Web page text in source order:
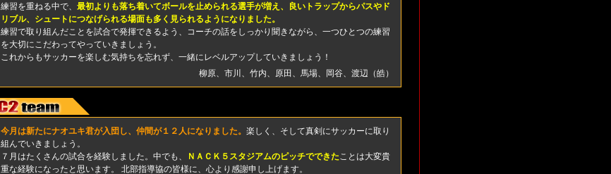
練習を重ねる中で、 最初よりも落ち着いてボールを止められる選手が増え、良いトラップからパスやド
リブル、シュートにつなげられる場面も多く見られるようになりました。
練習で取り組んだことを試合で発揮できるよう、コーチの話をしっかり聞きながら、一つひとつの練習
を大切にこだわってやっていきましょう。
これからもサッカーを楽しむ気持ちを忘れず、一緒にレベルアップしていきましょう！
柳原、市川、竹内、原田、馬場、岡谷、渡辺（皓）
今月は新たにナオユキ君が入団し、仲間が１２人になりました。 楽しく、そして真剣にサッカーに取り
組んでいきましょう。
７月はたくさんの試合を経験しました。中でも、
ＮＡＣＫ５スタジアムのピッチでできたことは大変貴
重な経験になったと思います。 北部指導協の皆様に、心より感謝申し上げます。